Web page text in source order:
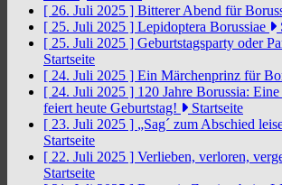
[ 26. Juli 2025 ] Bitterer Abend für
[ 25. Juli 2025 ] Lepidoptera Borussiae
[ 25. Juli 2025 ] Geburtstagsparty oder
Startseite
[ 24. Juli 2025 ] Ein Märchenprinz für
[ 24. Juli 2025 ] 120 Jahre Borussia:
feiert heute Geburtstag!
Startseite
[ 23. Juli 2025 ] „Sag´ zum Abschied
Startseite
[ 22. Juli 2025 ] Verlieben, verloren,
Startseite